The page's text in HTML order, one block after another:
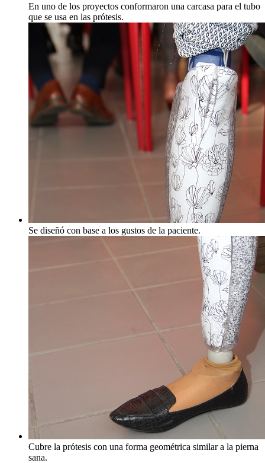
En uno de los proyectos conformaron una carcasa para el tubo
que se usa en las prótesis.
Se diseñó con base a los gustos de la paciente.
Cubre la prótesis con una forma geométrica similar a la pierna
sana.